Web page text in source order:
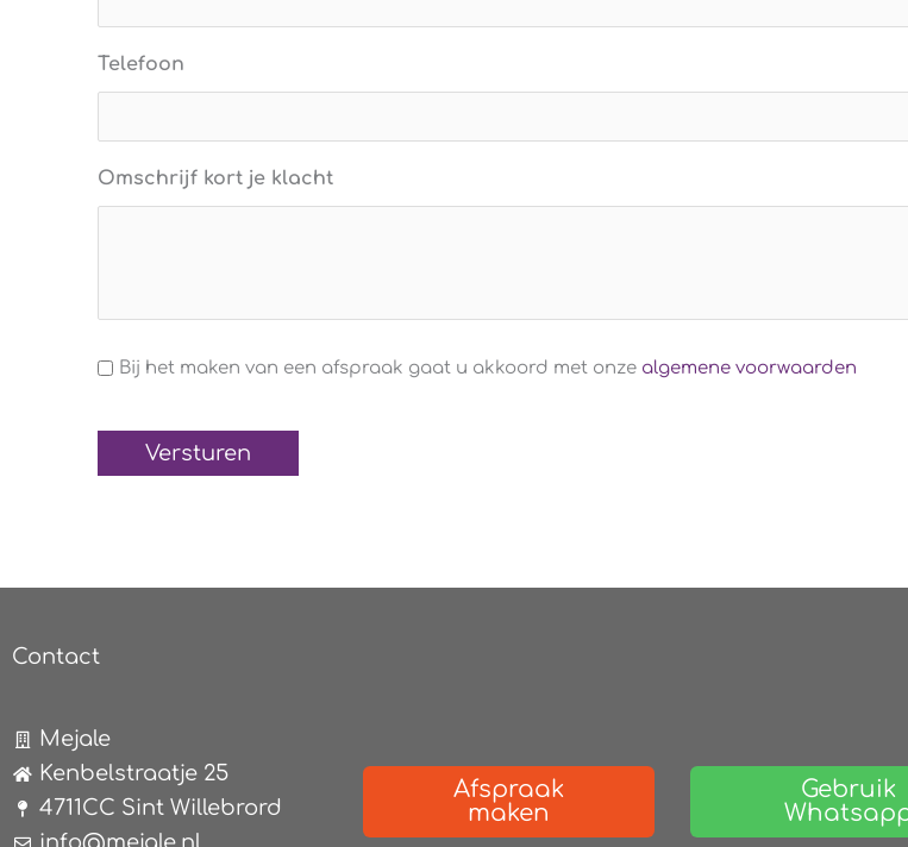
Telefoon
Omschrijf kort je klacht
Algemene
(Verplicht)
Bij het maken van een afspraak gaat u akkoord met onze algemene voorwaarden
Contact
Mejale
Kenbelstraatje 25
4711CC Sint Willebrord
Afspraak
maken
Gebruik